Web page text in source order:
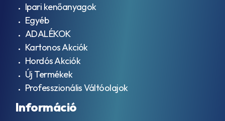
Ipari kenőanyagok
Egyéb
ADALÉKOK
Kartonos Akciók
Hordós Akciók
Új Termékek
Professzionális Váltóolajok
Információ